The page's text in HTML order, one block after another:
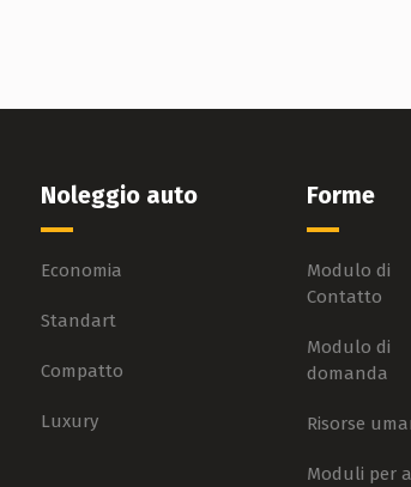
Noleggio auto
Economia
Standart
Compatto
Luxury
Forme
Modulo di
Contatto
Modulo di
domanda
Risorse
Moduli per